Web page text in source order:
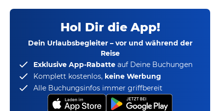
Hol Dir die App!
Dein Urlaubsbegleiter – vor und während der
Reise
Exklusive App-Rabatte auf Deine Buchungen
Komplett kostenlos, keine Werbung
Alle Buchungsinfos immer griffbereit